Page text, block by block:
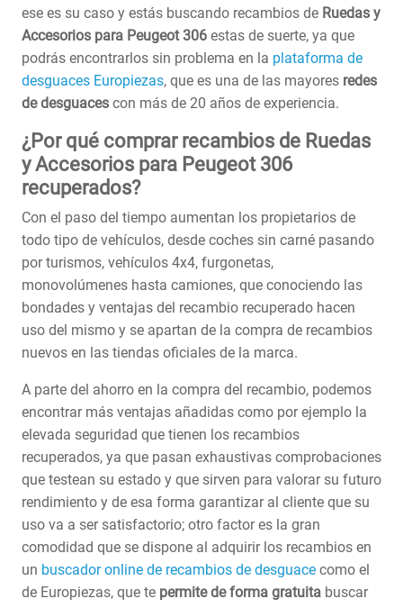
ese es su caso y estás buscando recambios de Ruedas y
Accesorios para Peugeot 306 estas de suerte, ya que
podrás encontrarlos sin problema en la plataforma de
desguaces Europiezas, que es una de las mayores redes
de desguaces con más de 20 años de experiencia.
¿Por qué comprar recambios de Ruedas
y Accesorios para Peugeot 306
recuperados?
Con el paso del tiempo aumentan los propietarios de
todo tipo de vehículos, desde coches sin carné pasando
por turismos, vehículos 4x4, furgonetas,
monovolúmenes hasta camiones, que conociendo las
bondades y ventajas del recambio recuperado hacen
uso del mismo y se apartan de la compra de recambios
nuevos en las tiendas oficiales de la marca.
A parte del ahorro en la compra del recambio, podemos
encontrar más ventajas añadidas como por ejemplo la
elevada seguridad que tienen los recambios
recuperados, ya que pasan exhaustivas comprobaciones
que testean su estado y que sirven para valorar su futuro
rendimiento y de esa forma garantizar al cliente que su
uso va a ser satisfactorio; otro factor es la gran
comodidad que se dispone al adquirir los recambios en
un buscador online de recambios de desguace como el
de Europiezas, que te permite de forma gratuita buscar